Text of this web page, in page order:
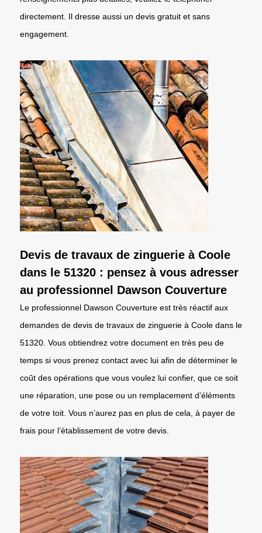
directement. Il dresse aussi un devis gratuit et sans
engagement.
Devis de travaux de zinguerie à Coole
dans le 51320 : pensez à vous adresser
au professionnel Dawson Couverture
Le professionnel Dawson Couverture est très réactif aux
demandes de devis de travaux de zinguerie à Coole dans le
51320. Vous obtiendrez votre document en très peu de
temps si vous prenez contact avec lui afin de déterminer le
coût des opérations que vous voulez lui confier, que ce soit
une réparation, une pose ou un remplacement d’éléments
de votre toit. Vous n’aurez pas en plus de cela, à payer de
frais pour l’établissement de votre devis.